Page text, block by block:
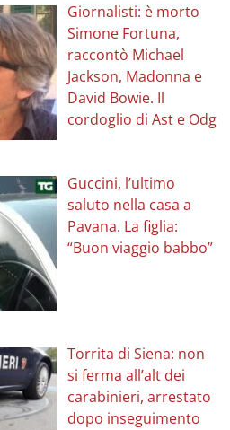
Giornalisti: è morto
Simone Fortuna,
raccontò Michael
Jackson, Madonna e
David Bowie. Il
cordoglio di Ast e Odg
Guccini, l’ultimo
saluto nella casa a
Pavana. La figlia:
“Buon viaggio babbo”
Torrita di Siena: non
si ferma all’alt dei
carabinieri, arrestato
dopo inseguimento